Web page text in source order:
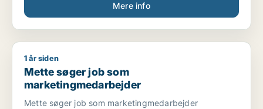
Mere info
Mette søger job som marketingmedarbejder
1 år siden
Mette søger job som
marketingmedarbejder
Mette søger job som marketingmedarbejder